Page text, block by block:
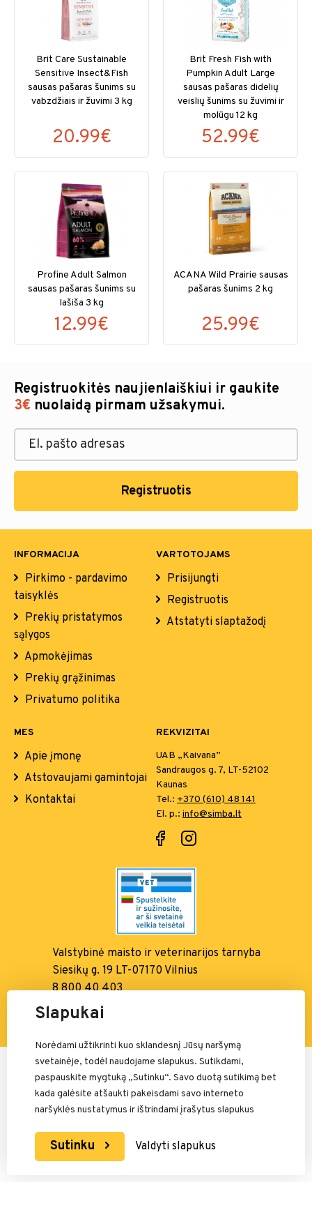
Brit Care Sustainable
Sensitive Insect&Fish
sausas pašaras šunims su
vabzdžiais ir žuvimi 3 kg
20.99€
Brit Fresh Fish with
Pumpkin Adult Large
sausas pašaras didelių
veislių šunims su žuvimi ir
molūgu 12 kg
52.99€
Profine Adult Salmon
sausas pašaras šunims su
lašiša 3 kg
12.99€
ACANA Wild Prairie sausas
pašaras šunims 2 kg
25.99€
Registruokitės naujienlaiškiui ir gaukite
3€ nuolaidą pirmam užsakymui.
Registruotis
INFORMACIJA
Pirkimo - pardavimo
taisyklės
Prekių pristatymos
sąlygos
Apmokėjimas
Prekių grąžinimas
Privatumo politika
VARTOTOJAMS
Prisijungti
Registruotis
Atstatyti slaptažodį
MES
Apie įmonę
Atstovaujami gamintojai
Kontaktai
REKVIZITAI
UAB „Kaivana”
Sandraugos g. 7, LT-52102
Kaunas
Tel.: +370 (610) 48 141
El. p.: info@simba.lt
Valstybinė maisto ir veterinarijos tarnyba
Siesikų g. 19 LT-07170 Vilnius
8 800 40 403
info@vmvt.lt, www.vmvt.lt
Mokėjimais rūpinasi:
Slapukai
Norėdami užtikrinti kuo sklandesnį Jūsų naršymą
svetainėje, todėl naudojame slapukus. Sutikdami,
paspauskite mygtuką „Sutinku“. Savo duotą sutikimą bet
kada galėsite atšaukti pakeisdami savo interneto
naršyklės nustatymus ir ištrindami įrašytus slapukus
Sutinku Valdyti slapukus